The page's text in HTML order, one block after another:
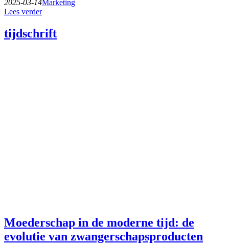
2025-03-14Marketing
Lees verder
tijdschrift
Moederschap in de moderne tijd: de
evolutie van zwangerschapsproducten